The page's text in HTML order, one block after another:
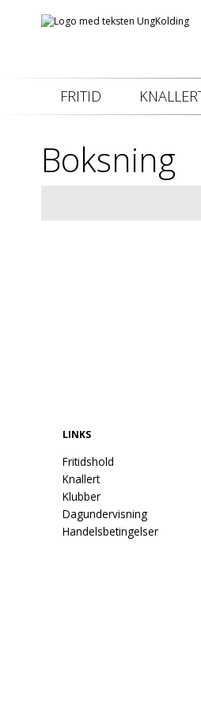
FRITID
Boksning
LINKS
Fritidshold
Knallert
Klubber
Dagundervisning
Handelsbetingelser